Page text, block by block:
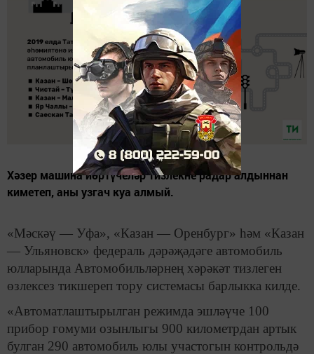
Хәзер машина йөртүчеләр тизлекне радар алдыннан
киметеп, аны узгач куа алмый.
«Мәскәү — Уфа», «Казан — Оренбург» һәм «Казан
— Ульяновск» федераль дәрәҗәдәге автомобиль
юлларында Автомобильләрнең хәрәкәт тизлеген
өзлексез тикшереп тору системасы барлыкка килде.
«Автоматлаштырылган режимда эшләүче 100
прибор гомуми озынлыгы 900 километрдан артык
булган 290 автомобиль юлы участогын контрольдә